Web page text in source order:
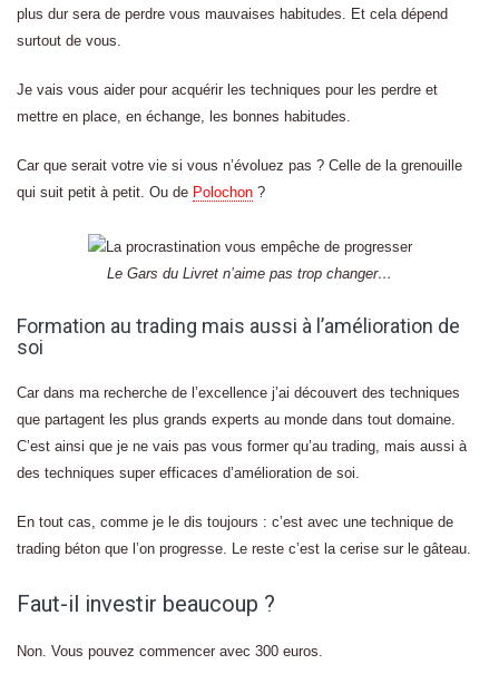
plus dur sera de perdre vous mauvaises habitudes. Et cela dépend
surtout de vous.
Je vais vous aider pour acquérir les techniques pour les perdre et
mettre en place, en échange, les bonnes habitudes.
Car que serait votre vie si vous n’évoluez pas ? Celle de la grenouille
qui suit petit à petit. Ou de Polochon ?
Le Gars du Livret n’aime pas trop changer…
Formation au trading mais aussi à l’amélioration de
soi
Car dans ma recherche de l’excellence j’ai découvert des techniques
que partagent les plus grands experts au monde dans tout domaine.
C’est ainsi que je ne vais pas vous former qu’au trading, mais aussi à
des techniques super efficaces d’amélioration de soi.
En tout cas, comme je le dis toujours : c’est avec une technique de
trading béton que l’on progresse. Le reste c’est la cerise sur le gâteau.
Faut-il investir beaucoup ?
Non. Vous pouvez commencer avec 300 euros.